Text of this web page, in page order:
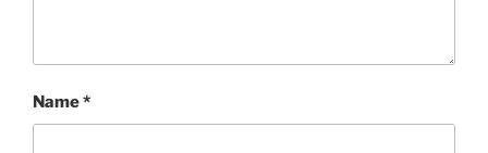
Name*